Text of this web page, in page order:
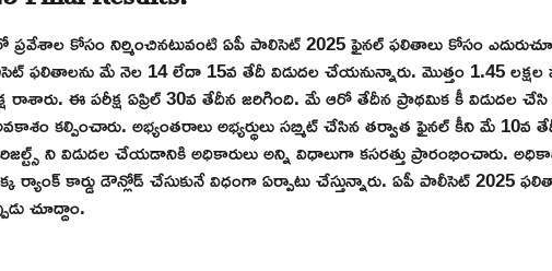
ప్రవేశాల కోసం నిర్మించినటువంటి ఏపీ పాలిసెట్ 2025 ఫైనల్ ఫలితాలు కోసం
ఫలితాలను మే నెల 14 లేదా 15వ తేదీ విడుదల చేయనున్నారు. మొత్తం 1.45
రాశారు. ఈ పరీక్ష ఏప్రిల్ 30వ తేదీన జరిగింది. మే ఆరో తేదీన ప్రాథమిక కీ విడుదల చేసి
కల్పించారు. అభ్యంతరాలు అభ్యర్థులు సబ్మిట్ చేసిన తర్వాత ఫైనల్ కీని మే 10వ
ని విడుదల చేయడానికి అధికారులు అన్ని విధాలుగా కసరత్తు ప్రారంభించారు.
ర్యాంక్ కార్డు డౌన్లోడ్ చేసుకునే విధంగా ఏర్పాటు చేస్తున్నారు. ఏపీ పాలీసెట్ 2025
చూద్దాం.